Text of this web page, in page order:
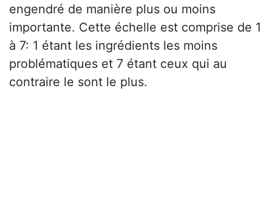
engendré de manière plus ou moins
importante. Cette échelle est comprise de 1
à 7: 1 étant les ingrédients les moins
problématiques et 7 étant ceux qui au
contraire le sont le plus.